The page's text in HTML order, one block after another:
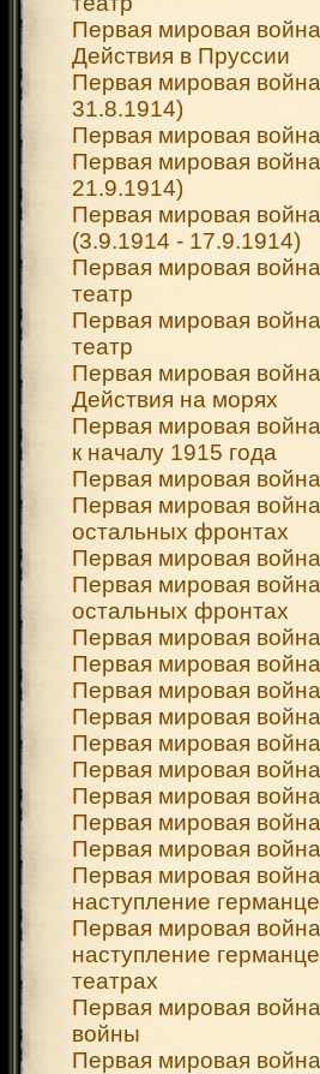
Первая мировая
Действия в Пруссии
Первая мировая
31.8.1914)
Первая мировая
Первая мировая
21.9.1914)
Первая мировая
(3.9.1914 - 17.9.1914)
Первая мировая
театр
Первая мировая
театр
Первая мировая
Действия на морях
Первая мировая
к началу 1915 года
Первая мировая
Первая мировая
остальных фронтах
Первая мировая
Первая мировая
остальных фронтах
Первая мировая
Первая мировая
Первая мировая
Первая мировая
Первая мировая
Первая мировая
Первая мировая
Первая мировая
Первая мировая
Первая мировая
наступление
Первая мировая
наступление
театрах
Первая мировая
войны
Первая мировая